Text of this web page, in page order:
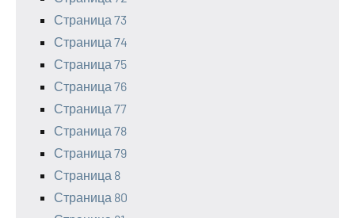
Страница 73
Страница 74
Страница 75
Страница 76
Страница 77
Страница 78
Страница 79
Страница 8
Страница 80